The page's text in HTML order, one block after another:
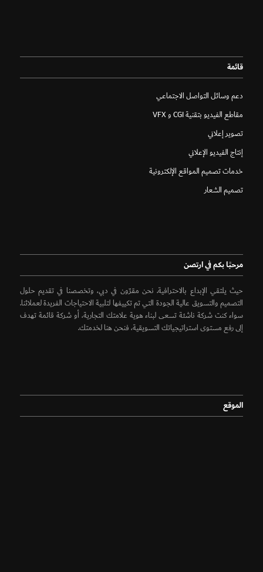
قائمة
دعم وسائل التواصل الاجتماعي
مقاطع الفيديو بتقنية CGI و VFX
تصوير إعلاني
إنتاج الفيديو الإعلاني
خدمات تصميم المواقع الإلكترونية
تصميم الشعار
مرحبًا بكم في ارتصن
حيث يلتقي الإبداع بالاحترافية. نحن مقرّون في دبي، وتخصصنا في تقديم حلول
التصميم والتسويق عالية الجودة التي تم تكييفها لتلبية الاحتياجات الفريدة لعملائنا.
سواء كنت شركة ناشئة تسعى لبناء هوية علامتك التجارية، أو شركة قائمة تهدف
إلى رفع مستوى استراتيجياتك التسويقية، فنحن هنا لخدمتك.
الموقع